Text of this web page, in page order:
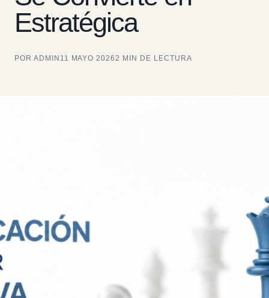
Estratégica
POR ADMIN 11 MAYO 20262 MIN DE LECTURA